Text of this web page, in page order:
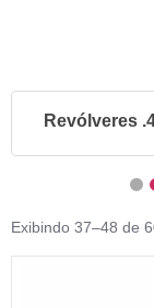
Revólveres
Exibindo 37–48 de